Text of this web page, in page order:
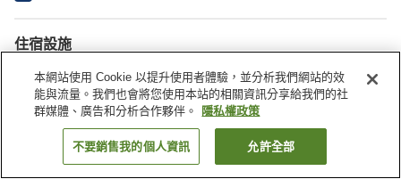
住宿設施
停車場
Spa／美容沙龍
餐廳
自動販賣機
找客房
本網站使用 Cookie 以提升使用者體驗，並分析我們網站的效
能與流量。我們也會將您使用本站的相關資訊分享給我們的社
群媒體、廣告和分析合作夥伴。
隱私權政策
不要銷售我的個人資訊 允許全部